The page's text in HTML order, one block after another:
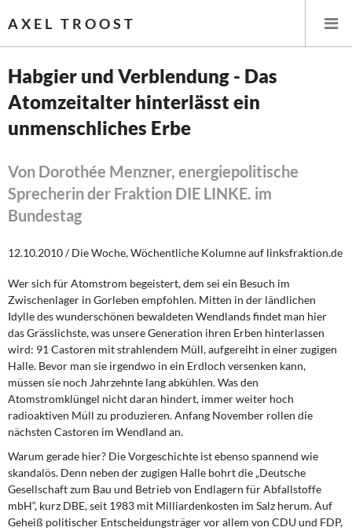
AXEL TROOST
Startseite
Leitlinien linker Wirtschafts- und Finanzpolitik
Wirtschaftspolitik
Steuer- und Finanzpolitik
Öffentliche Infrastruktur und Daseinsvorsorge
Eurokrise und Griechenland
DIE LINKE
Weitere Themen
Memo-Gruppe
Institut Solidarische Moderne
Rosa-Luxemburg-Stiftung
Habgier und Verblendung - Das
Atomzeitalter hinterlässt ein
unmenschliches Erbe
Von Dorothée Menzner, energiepolitische
Sprecherin der Fraktion DIE LINKE. im
Bundestag
12.10.2010 / Die Woche, Wöchentliche Kolumne auf linksfraktion.de
Wer sich für Atomstrom begeistert, dem sei ein Besuch im
Zwischenlager in Gorleben empfohlen. Mitten in der ländlichen
Idylle des wunderschönen bewaldeten Wendlands findet man hier
das Grässlichste, was unsere Generation ihren Erben hinterlassen
wird: 91 Castoren mit strahlendem Müll, aufgereiht in einer zugigen
Halle. Bevor man sie irgendwo in ein Erdloch versenken kann,
müssen sie noch Jahrzehnte lang abkühlen. Was den
Atomstromklüngel nicht daran hindert, immer weiter hoch
radioaktiven Müll zu produzieren. Anfang November rollen die
nächsten Castoren im Wendland an.
Warum gerade hier? Die Vorgeschichte ist ebenso spannend wie
skandalös. Denn neben der zugigen Halle bohrt die „Deutsche
Gesellschaft zum Bau und Betrieb von Endlagern für Abfallstoffe
mbH“, kurz DBE, seit 1983 mit Milliardenkosten im Salz herum. Auf
Geheiß politischer Entscheidungsträger vor allem von CDU und FDP,